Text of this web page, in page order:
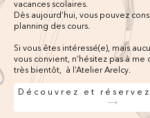
vacances scolaires.
Dès aujourd’hui, vous pouvez
planning des cours.
Si vous êtes intéressé(e), mais
vous convient, n’hésitez pas à me
très bientôt, à l’Atelier Arelcy.
Découvrez et